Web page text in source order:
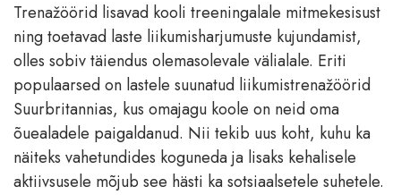
Trenažöörid lisavad kooli treeningalale mitmekesisust
ning toetavad laste liikumisharjumuste kujundamist,
olles sobiv täiendus olemasolevale välialale. Eriti
populaarsed on lastele suunatud liikumistrenažöörid
Suurbritannias, kus omajagu koole on neid oma
õuealadele paigaldanud. Nii tekib uus koht, kuhu ka
näiteks vahetundides koguneda ja lisaks kehalisele
aktiivsusele mõjub see hästi ka sotsiaalsetele suhetele.